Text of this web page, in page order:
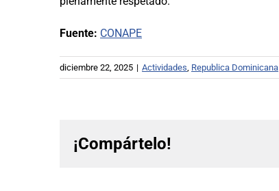
Fuente: CONAPE
diciembre 22, 2025 | Actividades Republica Dominicana
¡Compártelo!